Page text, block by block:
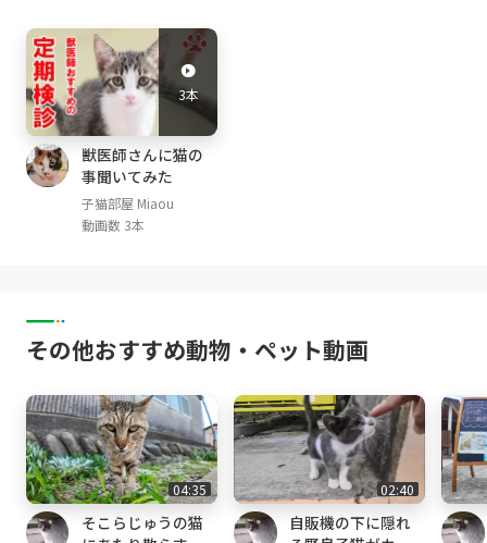
0-)
るい Louis (黒白ハチワレ Bicolor(Tuxedo) ; A
pril, 2020-)
[猫部屋]
みけ Mi-ke (三毛猫 calico, female ♀; May, 201
4- )
くろ Kuro (黒猫 black, male ♂; October, 2014
April, 2015- )
まや Maya (茶白 red tabby and white, Male ♂;
るか Luca (アビシニアン レッド Abyssinian R
ed, male ♂ ;January 16, 2017-)
める Mer (アビシニアン ルディ Abyssinian Ru
ddy, male ♂ ;January 16, 2017-)
らな Lana (サビ猫 tortoiseshell cat, female
♀; July, 2017- )
3本
獣医師さんに猫の
事聞いてみた
子猫部屋 Miaou
動画数 3本
その他おすすめ動物・ペット動画
04:35
そこらじゅうの猫
02:40
自販機の下に隠れ